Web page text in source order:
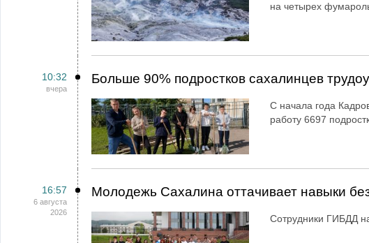
на четырех
10:32
вчера
Больше 90% подростков сахалинцев
С начала года
работу 6697
16:57
6 августа
2026
Молодежь Сахалина оттачивает навыки
Сотрудники ГИБДД